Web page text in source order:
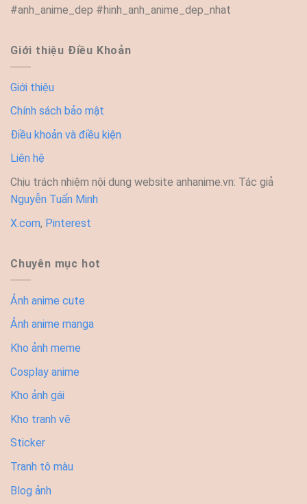
#anh_anime_dep #hinh_anh_anime_dep_nhat
Giới thiệu Điều Khoản
Giới thiệu
Chính sách bảo mật
Điều khoản và điều kiện
Liên hệ
Chịu trách nhiệm nội dung website anhanime.vn: Tác giả
Nguyễn Tuấn Minh
X.com, Pinterest
Chuyên mục hot
Ảnh anime cute
Ảnh anime manga
Kho ảnh meme
Cosplay anime
Kho ảnh gái
Kho tranh vẽ
Sticker
Tranh tô màu
Blog ảnh